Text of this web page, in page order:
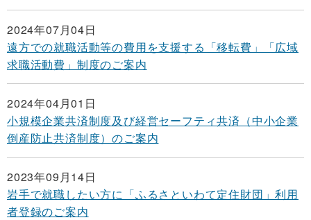
2024年07月04日
遠方での就職活動等の費用を支援する「移転費」「広域
求職活動費」制度のご案内
2024年04月01日
小規模企業共済制度及び経営セーフティ共済（中小企業
倒産防止共済制度）のご案内
2023年09月14日
岩手で就職したい方に「ふるさといわて定住財団」利用
者登録のご案内